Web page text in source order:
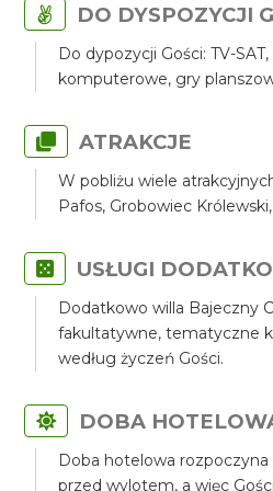
DO DYSPOZYCJI
Do dypozycji Gości: TV-
komputerowe, gry
ATRAKCJE
W pobliżu wiele
Pafos, Grobowiec
USŁUGI
Dodatkowo willa Bajeczny
fakultatywne, tematyczne
według życzeń Gości.
DOBA
Doba hotelowa
przed wylotem, a więc